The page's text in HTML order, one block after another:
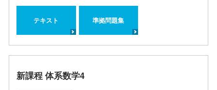
テキスト 準拠問題集
新課程 体系数学4